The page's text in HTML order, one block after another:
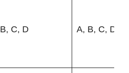
B, C, D A, B, C, D